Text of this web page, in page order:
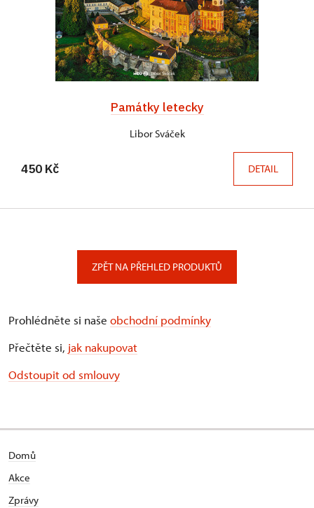
Památky letecky
Libor Sváček
450 Kč DETAIL
ZPĚT NA PŘEHLED PRODUKTŮ
Prohlédněte si naše obchodní podmínky
Přečtěte si, jak nakupovat
Odstoupit od smlouvy
Domů
Akce
Zprávy